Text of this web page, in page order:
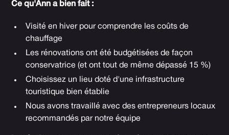
Ce qu'Ann a bien fait :
Visité en hiver pour comprendre les coûts de
chauffage
Les rénovations ont été budgétisées de façon
conservatrice (et ont tout de même dépassé 15 %)
Choisissez un lieu doté d'une infrastructure
touristique bien établie
Nous avons travaillé avec des entrepreneurs locaux
recommandés par notre équipe